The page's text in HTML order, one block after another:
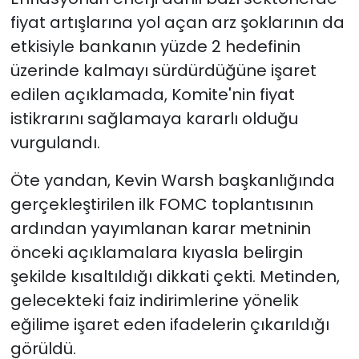
fiyat artışlarına yol açan arz şoklarının da
etkisiyle bankanın yüzde 2 hedefinin
üzerinde kalmayı sürdürdüğüne işaret
edilen açıklamada, Komite'nin fiyat
istikrarını sağlamaya kararlı olduğu
vurgulandı.
Öte yandan, Kevin Warsh başkanlığında
gerçekleştirilen ilk FOMC toplantısının
ardından yayımlanan karar metninin
önceki açıklamalara kıyasla belirgin
şekilde kısaltıldığı dikkati çekti. Metinden,
gelecekteki faiz indirimlerine yönelik
eğilime işaret eden ifadelerin çıkarıldığı
görüldü.